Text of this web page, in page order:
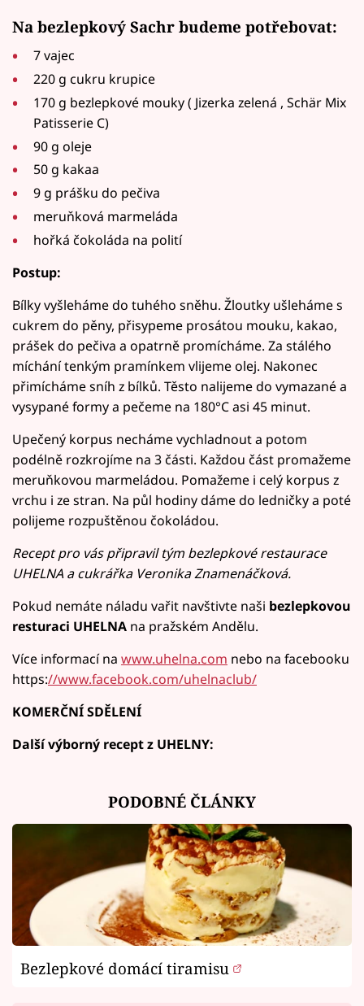
Na bezlepkový Sachr budeme potřebovat:
7 vajec
220 g cukru krupice
170 g bezlepkové mouky ( Jizerka zelená , Schär Mix
Patisserie C)
90 g oleje
50 g kakaa
9 g prášku do pečiva
meruňková marmeláda
hořká čokoláda na polití
Postup:
Bílky vyšleháme do tuhého sněhu. Žloutky ušleháme s
cukrem do pěny, přisypeme prosátou mouku, kakao,
prášek do pečiva a opatrně promícháme. Za stálého
míchání tenkým pramínkem vlijeme olej. Nakonec
přimícháme sníh z bílků. Těsto nalijeme do vymazané a
vysypané formy a pečeme na 180°C asi 45 minut.
Upečený korpus necháme vychladnout a potom
podélně rozkrojíme na 3 části. Každou část promažeme
meruňkovou marmeládou. Pomažeme i celý korpus z
vrchu i ze stran. Na půl hodiny dáme do ledničky a poté
polijeme rozpuštěnou čokoládou.
Recept pro vás připravil tým bezlepkové restaurace
UHELNA a cukrářka Veronika Znamenáčková.
Pokud nemáte náladu vařit navštivte naši bezlepkovou
resturaci UHELNA na pražském Andělu.
Více informací na www.uhelna.com nebo na facebooku
https://www.facebook.com/uhelnaclub/
KOMERČNÍ SDĚLENÍ
Další výborný recept z UHELNY:
PODOBNÉ ČLÁNKY
Bezlepkové domácí tiramisu